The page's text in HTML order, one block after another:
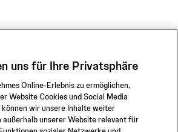
uns für Ihre Privatsphäre
Online-Erlebnis zu ermöglichen,
Website Cookies und Social Media
können wir unsere Inhalte weiter
außerhalb unserer Website relevant für